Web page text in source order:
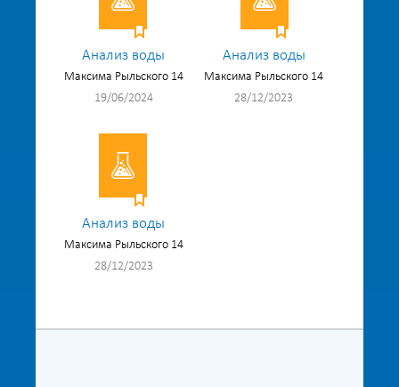
Анализ воды
Максима Рыльского 14
19/06/2024
Анализ воды
Максима Рыльского 14
28/12/2023
Анализ воды
Максима Рыльского 14
28/12/2023